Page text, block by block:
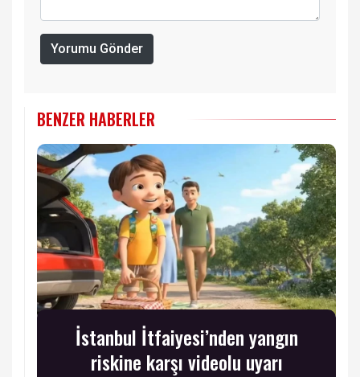
Yorumu Gönder
BENZER HABERLER
İstanbul İtfaiyesi’nden yangın
riskine karşı videolu uyarı